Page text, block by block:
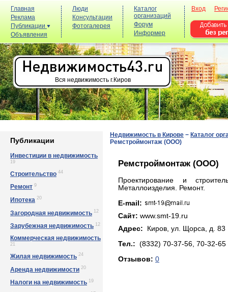
Главная
Реклама
Публикации
Объявления
Люди
Консультации
Фотогалерея
Каталог
организаций
Форум
Информер
Вход
Вся недвижимость г.Киров
Публикации
Инвестиции в недвижимость
19
Строительство 44
Ремонт 9
Ипотека 20
Загородная недвижимость 12
Зарубежная недвижимость 12
Коммерческая недвижимость
21
Жилая недвижимость 24
Аренда недвижимости 20
Налоги на недвижимость 19
Недвижимость в Кирове − Каталог
Ремстроймонтаж (ООО)
Ремстроймонтаж (ООО)
Проектирование и
Металлоизделия. Ремонт.
E-mail:
Сайт: www.smt-19.ru
Адрес: Киров, yл. Щopca, д. 83
Тел.: (8332) 70-37-56, 70-32-65
Отзывов: 0